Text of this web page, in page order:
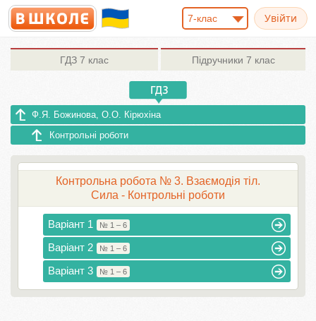
7-клас
ГДЗ 7 клас Підручники 7 клас
Ф.Я. Божинова, О.О. Кірюхіна
Контрольні роботи
Контрольна робота № 3. Взаємодія тіл.
Сила - Контрольні роботи
Варіант 1 № 1 – 6
Варіант 2 № 1 – 6
Варіант 3 № 1 – 6